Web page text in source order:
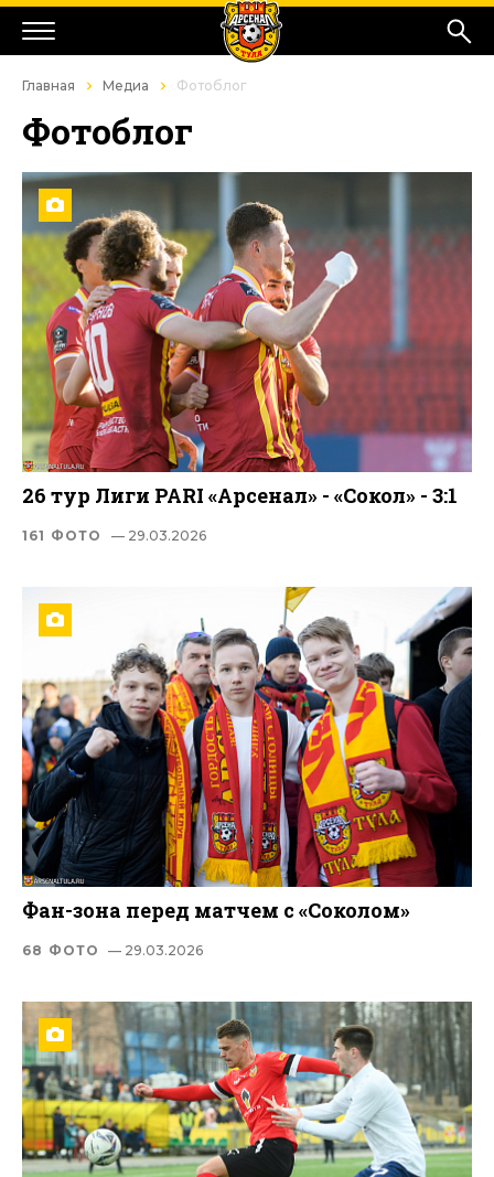
Главная Медиа Фотоблог
Фотоблог
26 тур Лиги PARI «Арсенал» - «Сокол» - 3:1
161 ФОТО — 29.03.2026
Фан-зона перед матчем с «Соколом»
68 ФОТО — 29.03.2026